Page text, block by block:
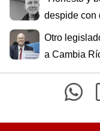
despide con
Otro
a Cambia